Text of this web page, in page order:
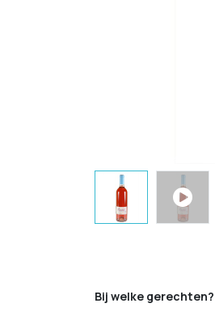
Bij welke gerechten?